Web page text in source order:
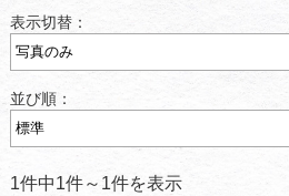
表示切替：
並び順：
1件中1件～1件を表示